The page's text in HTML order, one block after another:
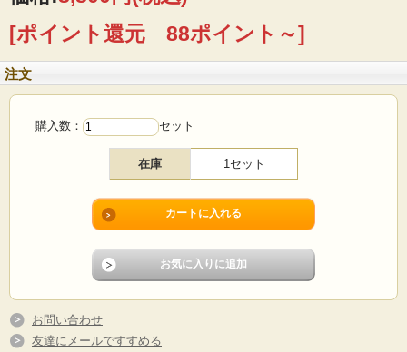
経年によって剥がれています。
■デザイン：Jens.H.Quistgaard（イェンス・クイストゴー）
■メーカー：Kronjyden
■コンディション：内底に釉薬の下に砂の巻き込み、スプーン跡などがあります。
砂は透明な釉薬の下になりますので、ご使用に差し支えません。その他、目立つ
[ポイント還元 88ポイント～]
注文
購入数： セット
在庫 1セット
お問い合わせ
友達にメールですすめる